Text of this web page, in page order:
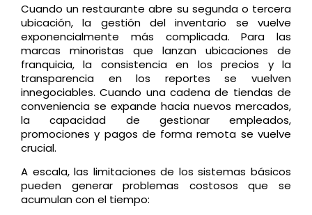
Cuando un restaurante abre su segunda o tercera
ubicación, la gestión del inventario se vuelve
exponencialmente más complicada. Para las
marcas minoristas que lanzan ubicaciones de
franquicia, la consistencia en los precios y la
transparencia en los reportes se vuelven
innegociables. Cuando una cadena de tiendas de
conveniencia se expande hacia nuevos mercados,
la capacidad de gestionar empleados,
promociones y pagos de forma remota se vuelve
crucial.
A escala, las limitaciones de los sistemas básicos
pueden generar problemas costosos que se
acumulan con el tiempo: